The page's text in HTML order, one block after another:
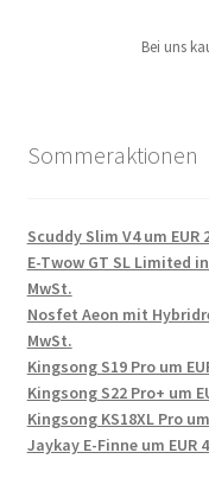
Bei uns
Sommeraktionen
Scuddy Slim V4 um
E-Twow GT SL Limited
MwSt.
Nosfet Aeon mit
MwSt.
Kingsong S19 Pro um
Kingsong S22 Pro+ um
Kingsong KS18XL Pro
Jaykay E-Finne um